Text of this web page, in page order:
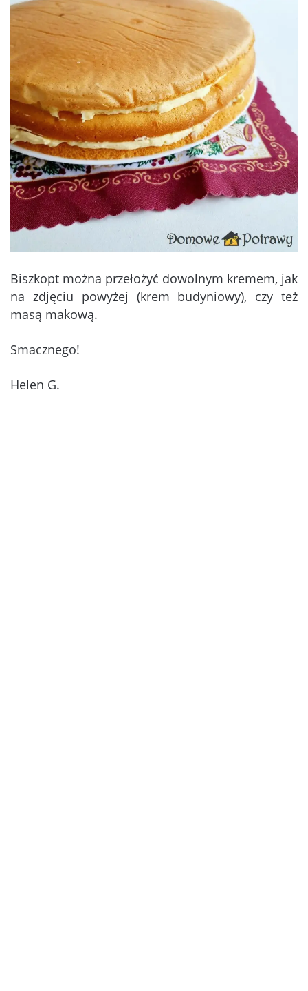
Biszkopt można przełożyć dowolnym kremem, jak
na zdjęciu powyżej (krem budyniowy), czy też
masą makową.
Smacznego!
Helen G.